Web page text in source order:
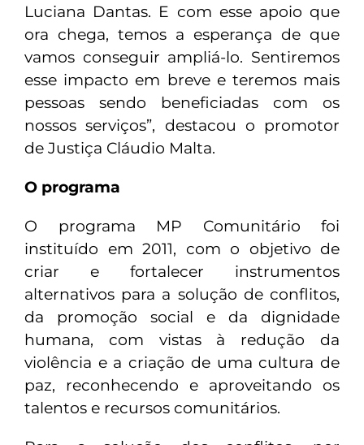
Luciana Dantas. E com esse apoio que
ora chega, temos a esperança de que
vamos conseguir ampliá-lo. Sentiremos
esse impacto em breve e teremos mais
pessoas sendo beneficiadas com os
nossos serviços”, destacou o promotor
de Justiça Cláudio Malta.
O programa
O programa MP Comunitário foi
instituído em 2011, com o objetivo de
criar e fortalecer instrumentos
alternativos para a solução de conflitos,
da promoção social e da dignidade
humana, com vistas à redução da
violência e a criação de uma cultura de
paz, reconhecendo e aproveitando os
talentos e recursos comunitários.